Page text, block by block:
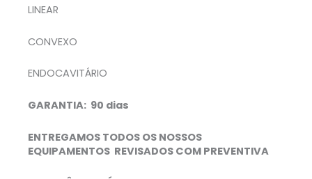
LINEAR
CONVEXO
ENDOCAVITÁRIO
GARANTIA: 90 dias
ENTREGAMOS TODOS OS NOSSOS
EQUIPAMENTOS REVISADOS COM PREVENTIVA